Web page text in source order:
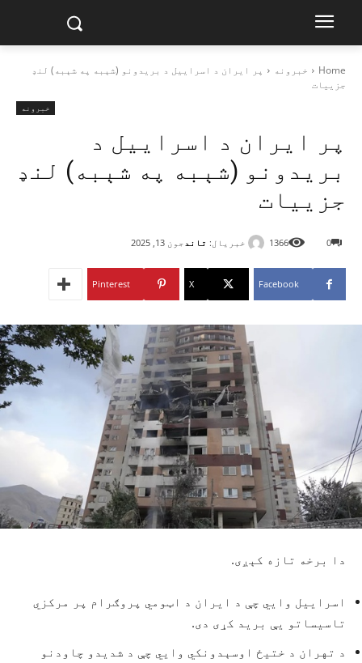
Home خبرونه
پر ایران د اسراییل د بریدونو (شېبه په شېبه) لنډ
جزییات
خبرونه
پر ایران د اسراییل د
بریدونو (شېبه په شېبه) لنډ
جزییات
خبریال: تاند جون 13, 2025 0
1366
Facebook
X
Pinterest
دا برخه تازه کېږی.
اسراییل وايي چې د ایران د اټومي پروګرام پر مرکزي
تاسیساتو یې برید کړی دی.
د تهران د ختیځ اوسېدونکي وايي چې د شدیدو چاودنو